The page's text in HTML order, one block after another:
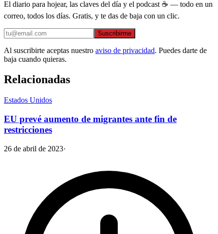
El diario para hojear, las claves del día y el podcast ☕ — todo en un
correo, todos los días. Gratis, y te das de baja con un clic.
Suscribirme
Al suscribirte aceptas nuestro aviso de privacidad. Puedes darte de
baja cuando quieras.
Relacionadas
Estados Unidos
EU prevé aumento de migrantes ante fin de
restricciones
26 de abril de 2023·